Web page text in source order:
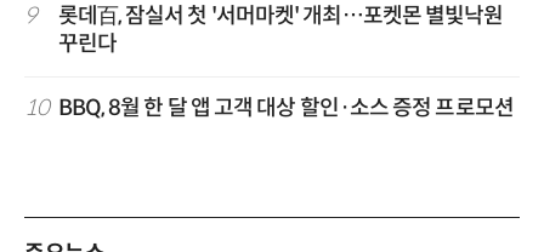
9
롯데百, 잠실서 첫 '서머마켓' 개최…포켓몬 별빛낙원
꾸린다
10 BBQ, 8월 한 달 앱 고객 대상 할인·소스 증정 프로모션